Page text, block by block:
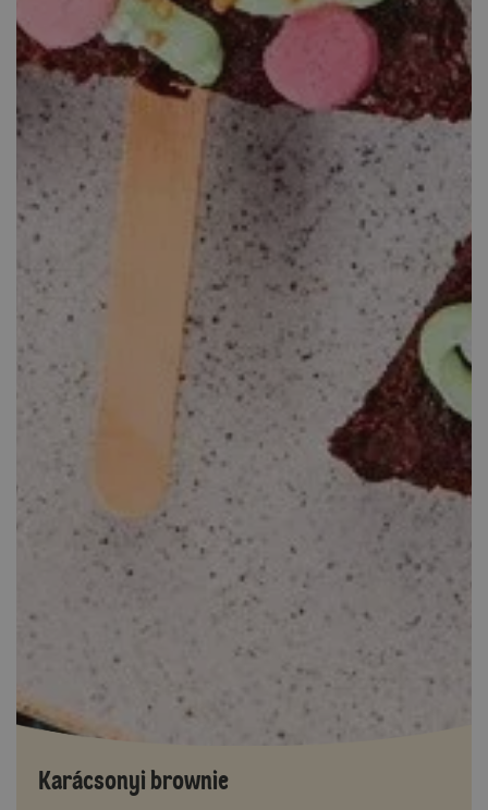
Karácsonyi brownie